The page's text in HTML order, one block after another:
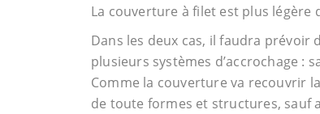
La couverture à filet est plus légère
Dans les deux cas, il faudra prévoir
plusieurs systèmes d’accrochage :
Comme la couverture va recouvrir
de toute formes et structures, sauf